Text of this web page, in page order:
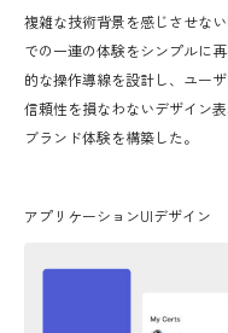
複雑な技術背景を感じさせな
での一連の体験をシンプルに
的な操作導線を設計し、ユー
信頼性を損なわないデザイン
ブランド体験を構築した。
アプリケーションUIデザイン